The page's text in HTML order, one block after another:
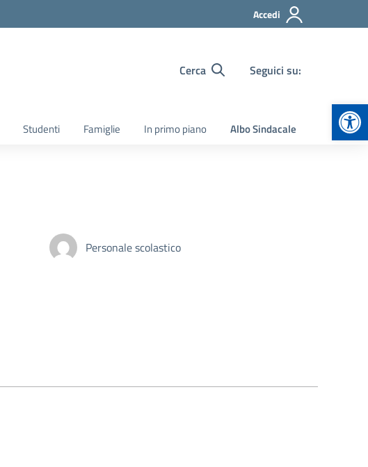
Accedi
Cerca Seguici su:
Studenti Famiglie In primo piano Albo Sindacale
Personale scolastico